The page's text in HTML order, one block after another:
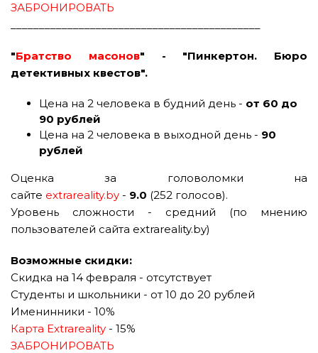
ЗАБРОНИРОВАТЬ
"Братство масонов" - "Пинкертон. Бюро
детективных квестов".
Цена на 2 человека в будний день - от 60 до
90 рублей
Цена на 2 человека в выходной день - 90
рублей
Оценка за головоломки на
сайте extrareality.by - 9.0 (252 голосов).
Уровень сложности - средний (по мнению
пользователей сайта extrareality.by)
Возможные скидки:
Скидка на 14 февраля - отсутствует
Студенты и школьники - от 10 до 20 рублей
Именинники - 10%
Карта Extrareality - 15%
ЗАБРОНИРОВАТЬ